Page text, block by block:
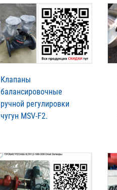
Клапаны
балансировочные
ручной регулировки
чугун MSV-F2.